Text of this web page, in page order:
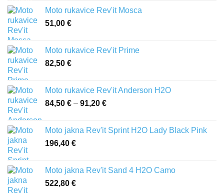
Moto rukavice Rev'it Mosca
51,00 €
Moto rukavice Rev'it Prime
82,50 €
Moto rukavice Rev'it Anderson H2O
84,50 € – 91,20 €
84,50 €
Moto jakna Rev'it Sprint H2O Lady Black Pink
196,40 €
Moto jakna Rev'it Sand 4 H2O Camo
522,80 €